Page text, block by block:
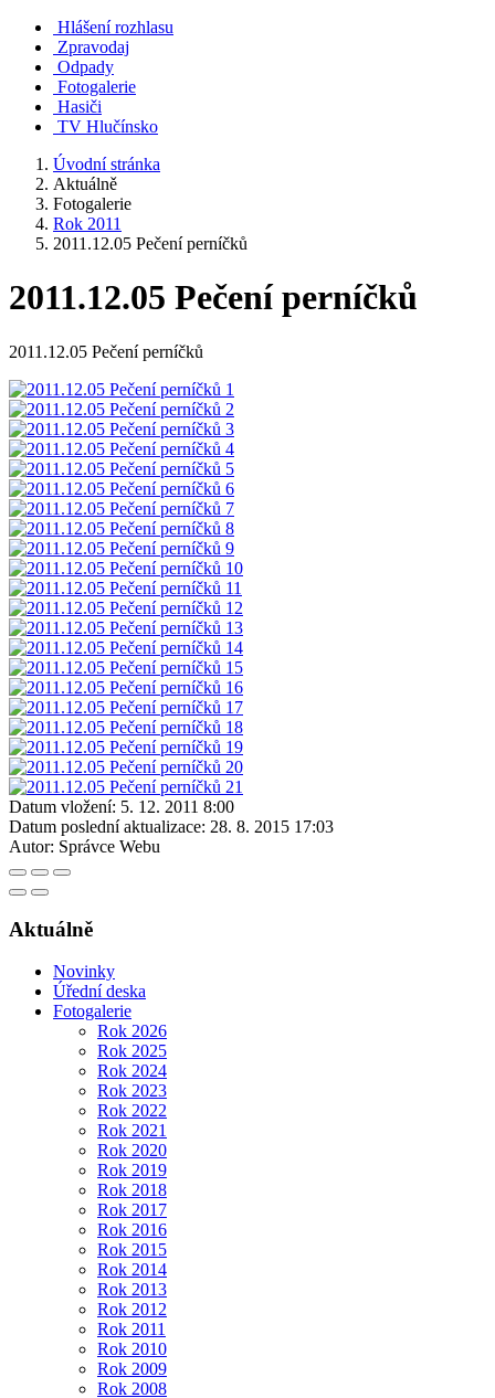
Hlášení rozhlasu
Zpravodaj
Odpady
Fotogalerie
Hasiči
TV Hlučínsko
Úvodní stránka
Aktuálně
Fotogalerie
Rok 2011
2011.12.05 Pečení perníčků
2011.12.05 Pečení perníčků
2011.12.05 Pečení perníčků
Datum vložení: 5. 12. 2011 8:00
Datum poslední aktualizace: 28. 8. 2015 17:03
Autor: Správce Webu
Aktuálně
Novinky
Úřední deska
Fotogalerie
Rok 2026
Rok 2025
Rok 2024
Rok 2023
Rok 2022
Rok 2021
Rok 2020
Rok 2019
Rok 2018
Rok 2017
Rok 2016
Rok 2015
Rok 2014
Rok 2013
Rok 2012
Rok 2011
Rok 2010
Rok 2009
Rok 2008